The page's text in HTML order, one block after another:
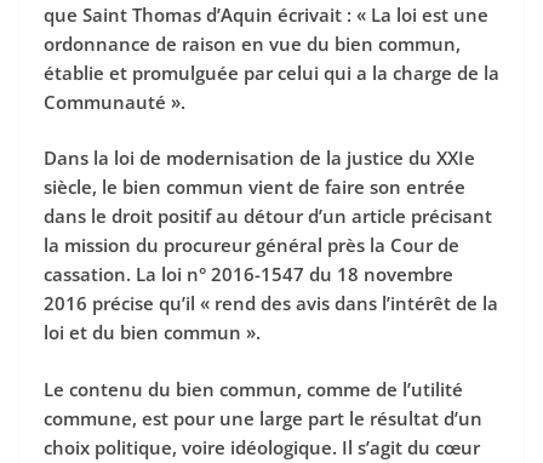
que Saint Thomas d’Aquin écrivait : « La loi est une
ordonnance de raison en vue du bien commun,
établie et promulguée par celui qui a la charge de la
Communauté ».
Dans la loi de modernisation de la justice du XXIe
siècle, le bien commun vient de faire son entrée
dans le droit positif au détour d’un article précisant
la mission du procureur général près la Cour de
cassation. La loi n° 2016-1547 du 18 novembre
2016 précise qu’il « rend des avis dans l’intérêt de la
loi et du bien commun ».
Le contenu du bien commun, comme de l’utilité
commune, est pour une large part le résultat d’un
choix politique, voire idéologique. Il s’agit du cœur